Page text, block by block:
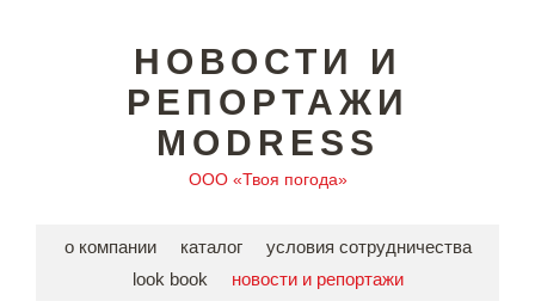
НОВОСТИ И
РЕПОРТАЖИ
MODRESS
ООО «Твоя погода»
о компании каталог
условия сотрудничества
look book
новости и репортажи